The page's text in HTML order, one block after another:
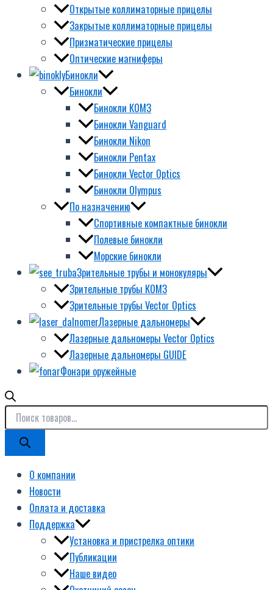
Открытые коллиматорные прицелы
Закрытые коллиматорные прицелы
Призматические прицелы
Оптические магниферы
Бинокли
Бинокли
Бинокли КОМЗ
Бинокли Vanguard
Бинокли Nikon
Бинокли Pentax
Бинокли Vector Optics
Бинокли Olympus
По назначению
Спортивные компактные бинокли
Полевые бинокли
Морские бинокли
Зрительные трубы и монокуляры
Зрительные трубы КОМЗ
Зрительные трубы Vector Optics
Лазерные дальномеры
Лазерные дальномеры Vector Optics
Лазерные дальномеры GUIDE
Фонари оружейные
О компании
Новости
Оплата и доставка
Поддержка
Установка и пристрелка оптики
Публикации
Наше видео